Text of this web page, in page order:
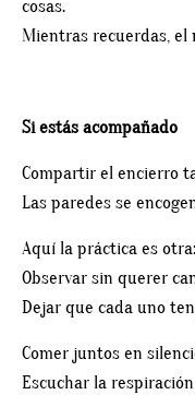
cosas.
Mientras recuerdas,
Si estás acompañado
Compartir el encierro
Las paredes se
Aquí la práctica es otra:
Observar sin querer
Dejar que cada uno
Comer juntos en
Escuchar la